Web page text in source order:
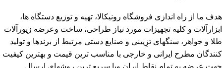
هدف ما از راه اندازی فروشگاه رونیکالا، تهیه و توزیع دستگاه ها،
ابزارآلات و کلیه تجهیزات مورد نیاز طراحی، ساخت وعرضه زیورآلات
طلا و جواهر، سنگهای تزِیینی و صنایع دستی مرتبط از برندها و تولید
کنندگان مطرح ایرانی و خارجی با مناسب ترین قیمت و بهترین کیفیت